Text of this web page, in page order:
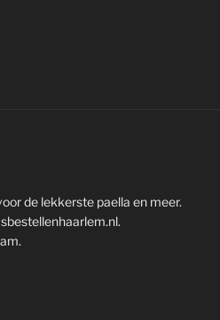
de lekkerste paella en meer.